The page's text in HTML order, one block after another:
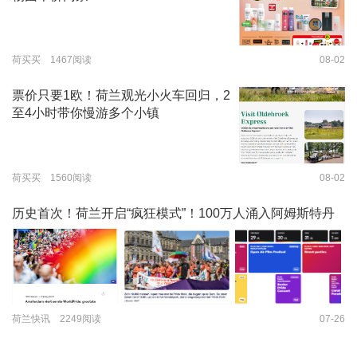
荷买买 1467阅读 08-02
票价只要1欧！荷兰观光小火车回归，2
至4小时带你慢游多个小镇
荷买买 1560阅读 08-02
历史首次！荷兰开启“疯狂模式”！100万人涌入阿姆斯特丹
荷兰快讯 2249阅读 07-26